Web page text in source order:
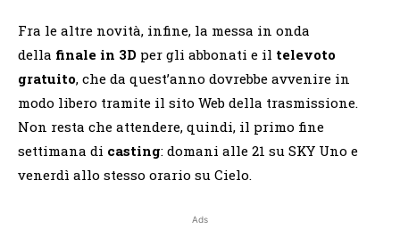
Fra le altre novità, infine, la messa in onda
della finale in 3D per gli abbonati e il televoto
gratuito, che da quest’anno dovrebbe avvenire in
modo libero tramite il sito Web della trasmissione.
Non resta che attendere, quindi, il primo fine
settimana di casting: domani alle 21 su SKY Uno e
venerdì allo stesso orario su Cielo.
Ads